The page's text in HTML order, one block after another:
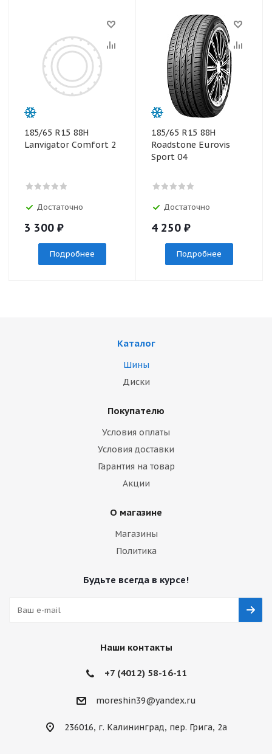
185/65 R15 88H
Lanvigator Comfort 2
Достаточно
3 300 ₽
Подробнее
185/65 R15 88H
Roadstone Eurovis
Sport 04
Достаточно
4 250 ₽
Подробнее
Каталог
Шины
Диски
Покупателю
Условия оплаты
Условия доставки
Гарантия на товар
Акции
О магазине
Магазины
Политика
Будьте всегда в курсе!
Наши контакты
+7 (4012) 58-16-11
moreshin39@yandex.ru
236016, г. Калининград, пер. Грига, 2а